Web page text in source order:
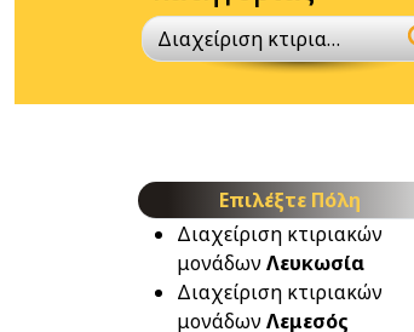
Διαχείριση κτιριακών μονάδων
Επιλέξτε Πόλη
Διαχείριση κτιριακών
μονάδωνΛευκωσία
Διαχείριση κτιριακών
μονάδωνΛεμεσός